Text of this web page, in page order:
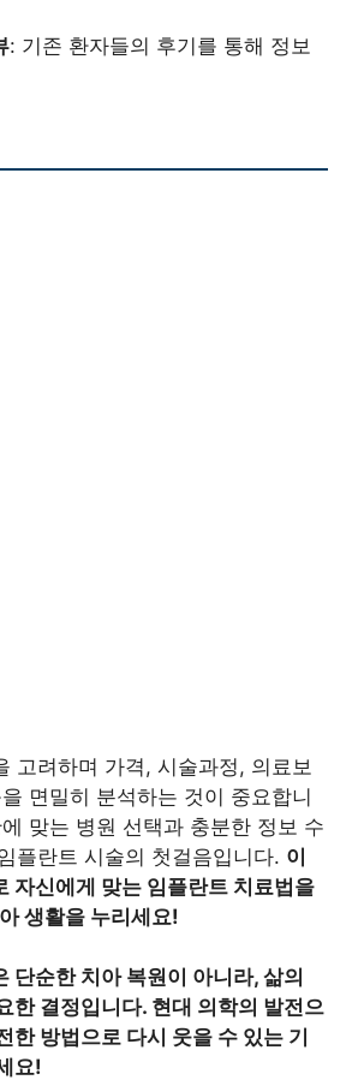
: 기존 환자들의 후기를 통해 정보
고려하며 가격, 시술과정, 의료보
면밀히 분석하는 것이 중요합니
맞는 병원 선택과 충분한 정보 수
플란트 시술의 첫걸음입니다. 이
자신에게 맞는 임플란트 치료법을
생활을 누리세요!
단순한 치아 복원이 아니라, 삶의
한 결정입니다. 현대 의학의 발전으
한 방법으로 다시 웃을 수 있는 기
요!